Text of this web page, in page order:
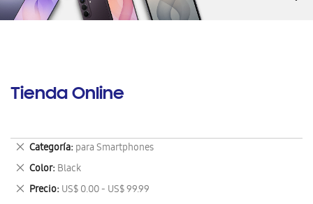
Tienda Online
Categoría para Smartphones
Eliminar
este
artículo
Color Black
Eliminar
este
artículo
Precio US$ 0.00 - US$ 99.99
Eliminar